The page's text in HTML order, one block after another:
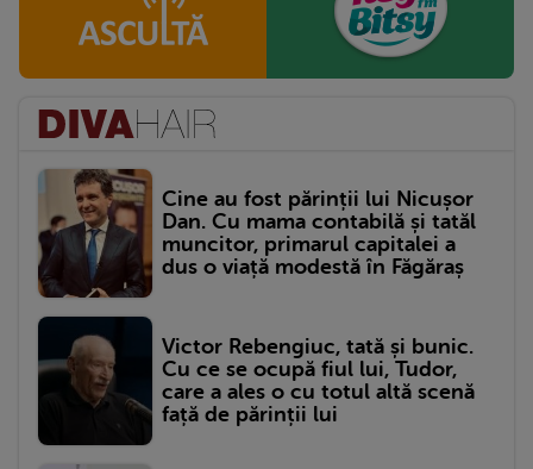
Cine au fost părinții lui Nicușor
Dan. Cu mama contabilă și tatăl
muncitor, primarul capitalei a
dus o viață modestă în Făgăraș
Victor Rebengiuc, tată și bunic.
Cu ce se ocupă fiul lui, Tudor,
care a ales o cu totul altă scenă
față de părinții lui